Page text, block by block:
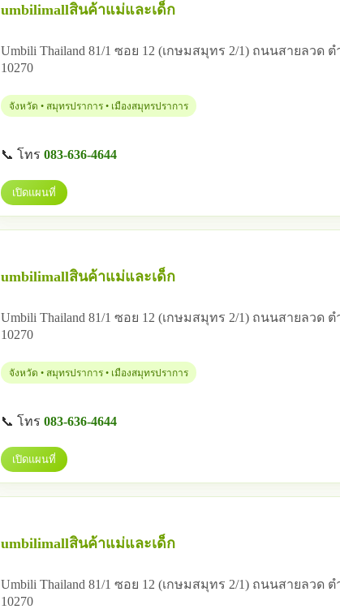
umbilimallสินค้าแม่และเด็ก
Umbili Thailand 81/1 ซอย 12 (เกษมสมุทร 2/1) ถนนสายลว
10270
จังหวัด • สมุทรปราการ • เมืองสมุทรปราการ
📞 โทร 083-636-4644
เปิดแผนที่
umbilimallสินค้าแม่และเด็ก
Umbili Thailand 81/1 ซอย 12 (เกษมสมุทร 2/1) ถนนสายลว
10270
จังหวัด • สมุทรปราการ • เมืองสมุทรปราการ
📞 โทร 083-636-4644
เปิดแผนที่
umbilimallสินค้าแม่และเด็ก
Umbili Thailand 81/1 ซอย 12 (เกษมสมุทร 2/1) ถนนสายลว
10270